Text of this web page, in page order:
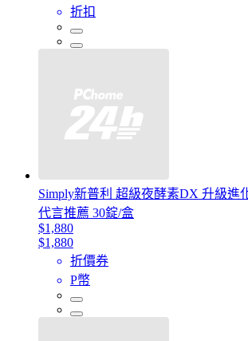
折扣
Simply新普利 超級夜酵素DX 升級進
代言推薦 30錠/盒
$1,880
$1,880
折價券
P幣